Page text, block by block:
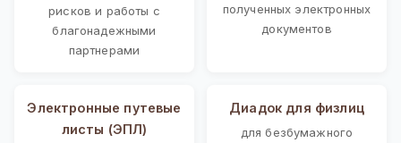
рисков и работы с
благонадежными
партнерами
полученных электронных
документов
Электронные путевые
листы (ЭПЛ)
Диадок для физлиц
для безбумажного